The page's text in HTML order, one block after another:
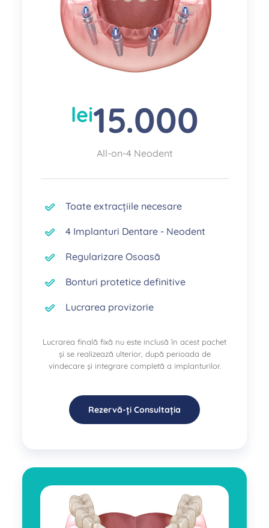
lei15.000
All-on-4 Neodent
Toate extracțiile necesare
4 Implanturi Dentare - Neodent
Regularizare Osoasă
Bonturi protetice definitive
Lucrarea provizorie
Lucrarea finală fixă nu este inclusă în acest pachet
și se realizează ulterior, după perioada de
vindecare și integrare completă a implanturilor.
Rezervă-ți Consultația